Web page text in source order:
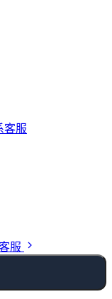
客服
服